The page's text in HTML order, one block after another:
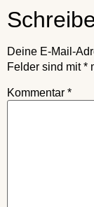
Deine E-Mail-
Felder sind mit*
Kommentar *